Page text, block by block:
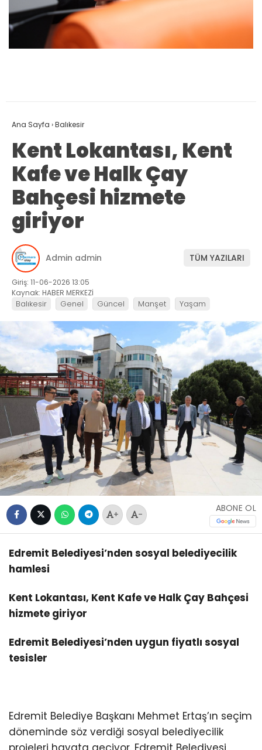
Ana Sayfa ›Balıkesir
Kent Lokantası, Kent
Kafe ve Halk Çay
Bahçesi hizmete
giriyor
Admin admin TÜM YAZILARI
Giriş: 11-06-2026 13:05
Kaynak: HABER MERKEZİ
Balıkesir Genel Güncel Manşet Yaşam
+ -
ABONE OL
Edremit Belediyesi’nden sosyal belediyecilik
hamlesi
Kent Lokantası, Kent Kafe ve Halk Çay Bahçesi
hizmete giriyor
Edremit Belediyesi’nden uygun fiyatlı sosyal
tesisler
Edremit Belediye Başkanı Mehmet Ertaş’ın seçim
döneminde söz verdiği sosyal belediyecilik